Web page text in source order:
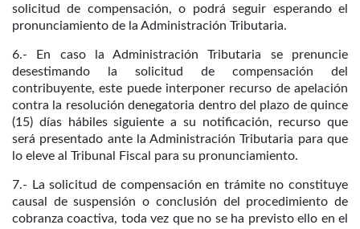
solicitud de compensación, o podrá seguir esperando el
pronunciamiento de la Administración Tributaria.
6.- En caso la Administración Tributaria se prenuncie
desestimando la solicitud de compensación del
contribuyente, este puede interponer recurso de apelación
contra la resolución denegatoria dentro del plazo de quince
(15) días hábiles siguiente a su notificación, recurso que
será presentado ante la Administración Tributaria para que
lo eleve al Tribunal Fiscal para su pronunciamiento.
7.- La solicitud de compensación en trámite no constituye
causal de suspensión o conclusión del procedimiento de
cobranza coactiva, toda vez que no se ha previsto ello en el